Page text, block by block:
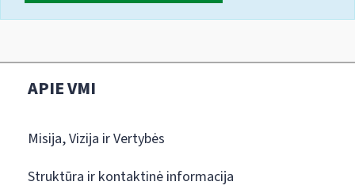
APIE VMI
Misija, Vizija ir Vertybės
Struktūra ir kontaktinė informacija